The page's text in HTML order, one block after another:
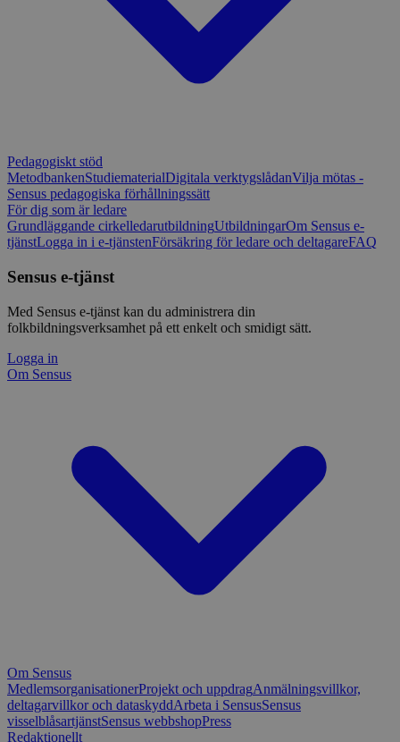
Pedagogiskt stöd
MetodbankenStudiematerialDigitala verktygslådanVilja mötas -
Sensus pedagogiska förhållningssätt
För dig som är ledare
Grundläggande cirkelledarutbildningUtbildningarOm Sensus e-
tjänstLogga in i e-tjänstenFörsäkring för ledare och deltagareFAQ
Sensus e-tjänst
Med Sensus e-tjänst kan du administrera din
folkbildningsverksamhet på ett enkelt och smidigt sätt.
Logga in
Om Sensus
Om Sensus
MedlemsorganisationerProjekt och uppdragAnmälningsvillkor,
deltagarvillkor och dataskyddArbeta i SensusSensus
visselblåsartjänstSensus webbshopPress
Redaktionellt